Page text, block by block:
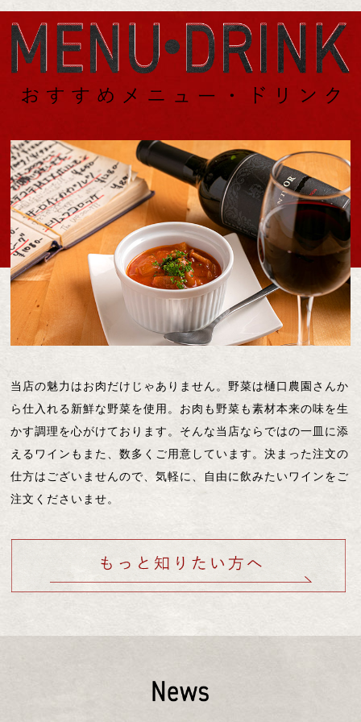
当店の魅力はお肉だけじゃありません。野菜は樋口農園さんか
ら仕入れる新鮮な野菜を使用。お肉も野菜も素材本来の味を生
かす調理を心がけております。そんな当店ならではの一皿に添
えるワインもまた、数多くご用意しています。決まった注文の
仕方はございませんので、気軽に、自由に飲みたいワインをご
注文くださいませ。